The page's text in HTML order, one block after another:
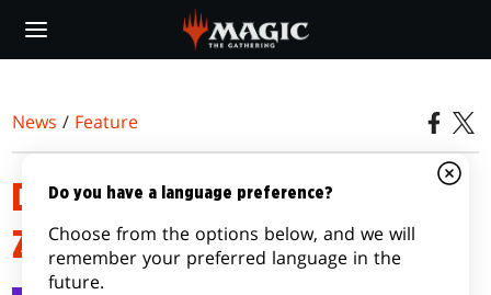
main
News / Feature
DIE LEITUNG DES SETDESIGNS
ZU KALDHEIM
Do you have a language preference?
Choose from the options below, and we will
remember your preferred language in the
future.